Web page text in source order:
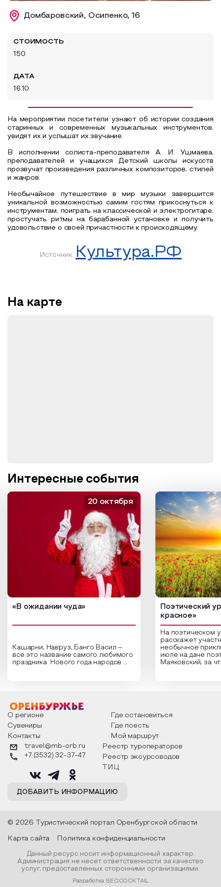
Образовательный туризм
Домбаровский, Осипенко, 16
СТОИМОСТЬ
150
ДАТА
16.10
На мероприятии посетители узнают об истории создания
старинных и современных музыкальных инструментов,
увидят их и услышат их звучание.
В исполнении солиста-преподавателя А. И. Ушмаева,
преподавателей и учащихся Детский школы искусств
прозвучат произведения различных композиторов, стилей
и жанров.
Необычайное путешествие в мир музыки завершится
уникальной возможностью самим гостям прикоснуться к
инструментам, поиграть на классической и электрогитаре,
простучать ритмы на барабанной установке и получить
удовольствие о своей причастности к происходящему.
Источник: Культура.РФ
На карте
Интересные события
«В ожидании чуда»
Кашарни, Навруз, Банго Васил –
все это название самого любимого
праздника Нового года народов
о том, как встречают новый год в
разных уголках страны, какие
обряды совершают на удачу и
благополучие, в чем схожи и
различаются традиции. Кто такой
Дед Мороз и откуда он пришел, как
его называют в разных уголках
страны и как появились елочные
20 октября
Поэтический
красное»
На поэтическом
расскажет
необычное
июле на даче
Маяковский, за
Твардовского и
каждой строчке
восхищение
яркому времени
О регионе
Где остановиться
Сувениры
Где поесть
Контакты
Мой маршрут
ДОБАВИТЬ ИНФОРМАЦИЮ
travel@mb-orb.ru
+7 (3532) 32-37-47
Реестр туроператоров
Реестр эксурсоводов
ТИЦ
© 2026 Туристический портал Оренбургской области
Карта сайта Политика конфиденциальности
Данный ресурс носит информационный характер.
Администрация не несет ответственности за качество
услуг, предоставленных сторонними организациями.
Разработка SEOCOCKTAIL